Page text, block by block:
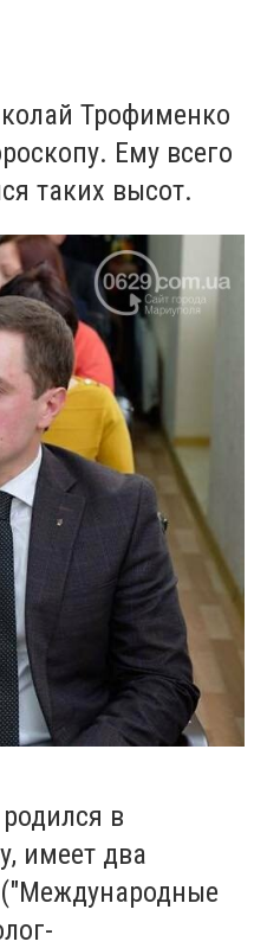
Трофименко
Ему всего
таких высот.
в
имеет два